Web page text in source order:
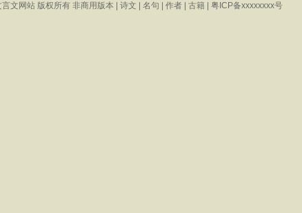
文网站 版权所有 非商用版本 | 诗文 名句 作者 古籍 粤ICP备xxxxxxxx号